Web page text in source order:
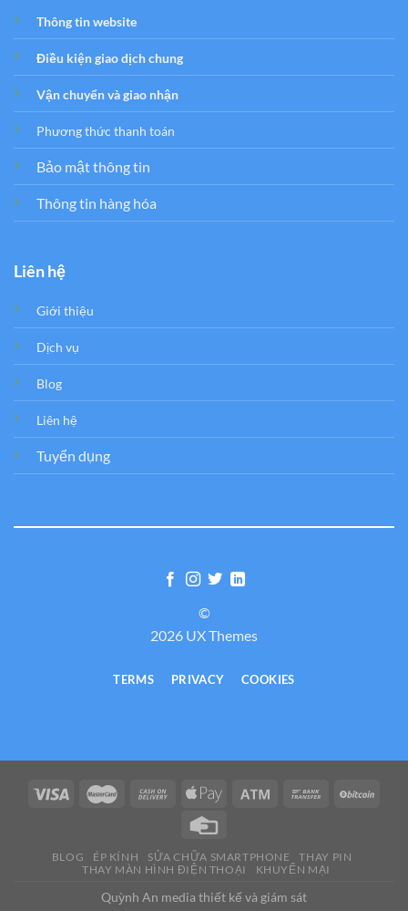
Thông tin website
Điều kiện giao dịch chung
Vận chuyển và giao nhận
Phương thức thanh toán
Bảo mật thông tin
Thông tin hàng hóa
Liên hệ
Giới thiệu
Dịch vụ
Blog
Liên hệ
Tuyển dụng
©
2026 UX Themes
TERMS PRIVACY COOKIES
BLOG ÉP KÍNH SỬA CHỮA SMARTPHONE
THAY PIN
THAY MÀN HÌNH ĐIỆN THOẠI
KHUYẾN MẠI
Quỳnh An media thiết kế và giám sát